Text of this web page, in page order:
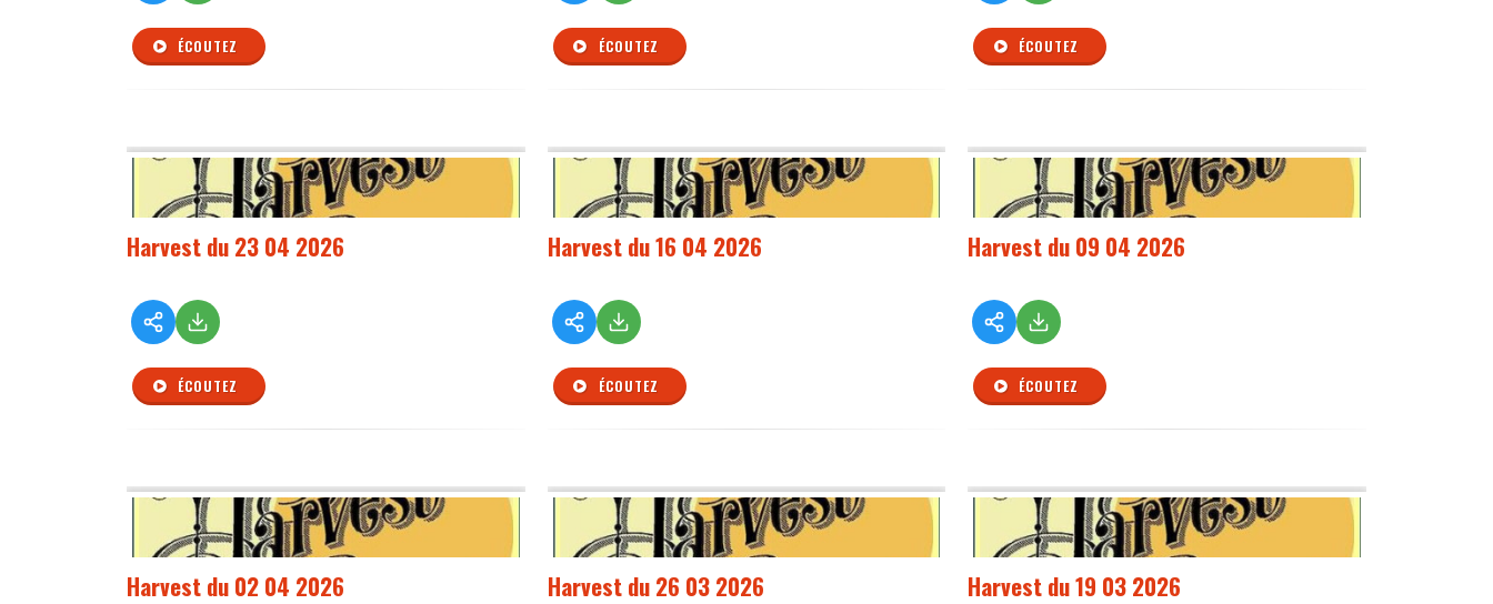
ÉCOUTEZ ÉCOUTEZ ÉCOUTEZ
Harvest du 23 04 2026
ÉCOUTEZ
Harvest du 16 04 2026
ÉCOUTEZ
Harvest du 09 04 2026
ÉCOUTEZ
Harvest du 02 04 2026 Harvest du 26 03 2026 Harvest du 19 03 2026